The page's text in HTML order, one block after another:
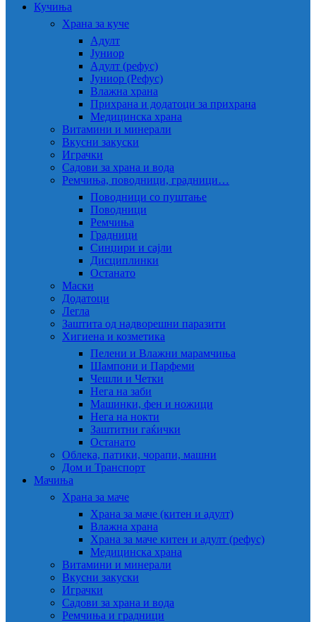
Кучиња
Храна за куче
Адулт
Јуниор
Адулт (рефус)
Јуниор (Рефус)
Влажна храна
Прихрана и додатоци за прихрана
Медицинска храна
Витамини и минерали
Вкусни закуски
Играчки
Садови за храна и вода
Ремчиња, поводници, градници…
Поводници со пуштање
Поводници
Ремчиња
Градници
Синџири и сајли
Дисциплинки
Останато
Маски
Додатоци
Легла
Заштита од надворешни паразити
Хигиена и козметика
Пелени и Влажни марамчиња
Шампони и Парфеми
Чешли и Четки
Нега на заби
Машинки, фен и ножици
Нега на нокти
Заштитни гаќички
Останато
Облека, патики, чорапи, машни
Дом и Транспорт
Мачиња
Храна за маче
Храна за маче (китен и адулт)
Влажна храна
Храна за маче китен и адулт (рефус)
Медицинска храна
Витамини и минерали
Вкусни закуски
Играчки
Садови за храна и вода
Ремчиња и градници